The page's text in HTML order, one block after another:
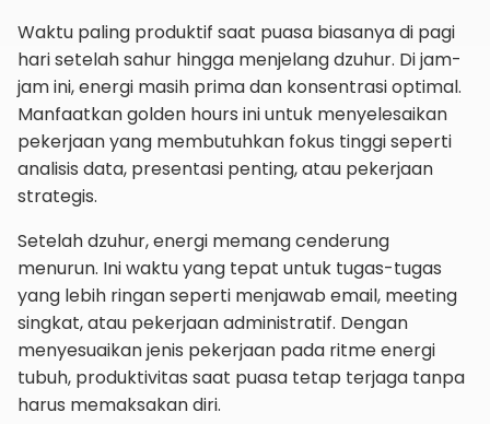
Waktu paling produktif saat puasa biasanya di pagi
hari setelah sahur hingga menjelang dzuhur. Di jam-
jam ini, energi masih prima dan konsentrasi optimal.
Manfaatkan golden hours ini untuk menyelesaikan
pekerjaan yang membutuhkan fokus tinggi seperti
analisis data, presentasi penting, atau pekerjaan
strategis.
Setelah dzuhur, energi memang cenderung
menurun. Ini waktu yang tepat untuk tugas-tugas
yang lebih ringan seperti menjawab email, meeting
singkat, atau pekerjaan administratif. Dengan
menyesuaikan jenis pekerjaan pada ritme energi
tubuh, produktivitas saat puasa tetap terjaga tanpa
harus memaksakan diri.